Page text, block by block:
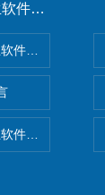
关于好色先生软件下载
关于好色先生软件下载
联系好色先生软件下载